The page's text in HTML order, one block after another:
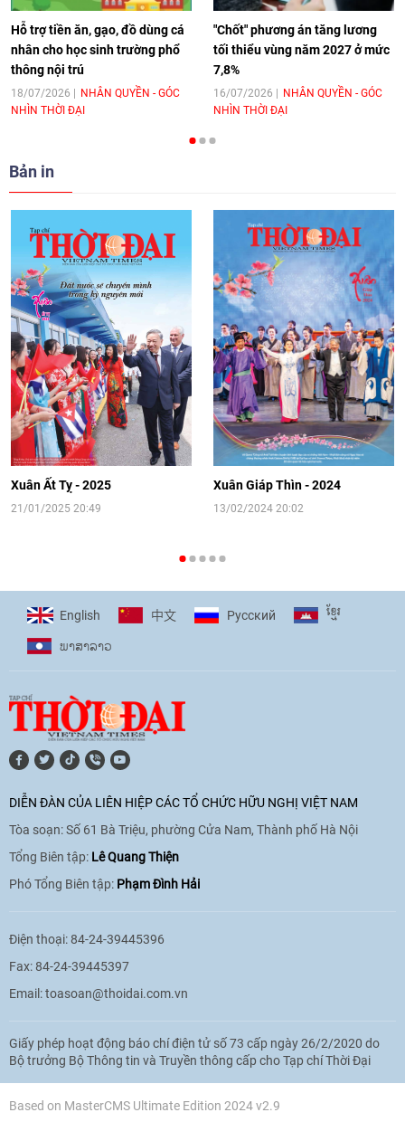
[Video] Trao tặng Kỷ niệm chương "Vì
hòa bình, hữu nghị giữa các dân tộc"
cho Đại sứ Hungary tại Việt Nam
[Video] Nhân dân Việt Nam luôn trân
trọng tình cảm của nước Nga
08:02 | 13/06/2026
Video: Cơ hội giao lưu quốc tế cho học
sinh Việt Nam tại trại hè Artek
14:41|12/06/2026
[Video] Đối ngoại nhân dân Thủ đô
hướng tới kết nối hiệu quả nguồn lực
người Việt Nam ở nước ngoài
16:58|10/06/2026
phó với biến đổi khí hậu
17:07|09/06/2026
[Video] Lào dành ưu tiên hàng đầu cho
quan hệ với Việt Nam
11:01 |09/06/2026
[Video] Doanh nghiệp Hoa Kỳ hỗ trợ
Việt Nam xác định danh tính người mất
Hỗ trợ tiền ăn, gạo, đồ dùng cá
nhân cho học sinh trường phổ
thông nội trú
18/07/2026
NHÂN QUYỀN - GÓC
NHÌN THỜI ĐẠI
"Chốt" phương án tăng lương
tối thiểu vùng năm 2027 ở mức
7,8%
16/07/2026
NHÂN QUYỀN - GÓC
NHÌN THỜI ĐẠI
Bản in
Xuân Ất Tỵ - 2025
21/01/2025 20:49
Xuân Giáp Thìn - 2024
13/02/2024 20:02
English 中文 Pусский ខ្មែរ
ພາ​ສາ​ລາວ
DIỄN ĐÀN CỦA LIÊN HIỆP CÁC TỔ CHỨC HỮU NGHỊ VIỆT NAM
Tòa soạn: Số 61 Bà Triệu, phường Cửa Nam, Thành phố Hà Nội
Tổng Biên tập: Lê Quang Thiện
Phó Tổng Biên tập: Phạm Đình Hải
Điện thoại: 84-24-39445396
Fax: 84-24-39445397
Email:toasoan@thoidai.com.vn
Giấy phép hoạt động báo chí điện tử số 73 cấp ngày 26/2/2020 do
Bộ trưởng Bộ Thông tin và Truyền thông cấp cho Tạp chí Thời Đại
Based on MasterCMS Ultimate Edition 2024 v2.9